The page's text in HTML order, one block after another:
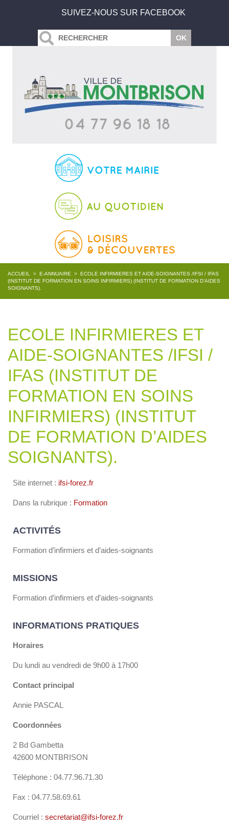
SUIVEZ-NOUS SUR FACEBOOK
ACCUEIL > E-ANNUAIRE > ECOLE INFIRMIERES ET AIDE-SOIGNANTES /IFSI / IFAS
(INSTITUT DE FORMATION EN SOINS INFIRMIERS) (INSTITUT DE FORMATION D’AIDES
SOIGNANTS).
ECOLE INFIRMIERES ET
AIDE-SOIGNANTES /IFSI /
IFAS (INSTITUT DE
FORMATION EN SOINS
INFIRMIERS) (INSTITUT
DE FORMATION D’AIDES
SOIGNANTS).
Site internet : ifsi-forez.fr
Dans la rubrique : Formation
ACTIVITÉS
Formation d’infirmiers et d’aides-soignants
MISSIONS
Formation d’infirmiers et d’aides-soignants
INFORMATIONS PRATIQUES
Horaires
Du lundi au vendredi de 9h00 à 17h00
Contact principal
Annie PASCAL
Coordonnées
2 Bd Gambetta
42600 MONTBRISON
Téléphone : 04.77.96.71.30
Fax : 04.77.58.69.61
Courriel : secretariat@ifsi-forez.fr